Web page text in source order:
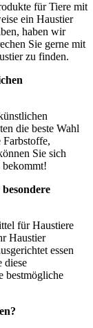
für Tiere mit
ein Haustier
haben wir
Sie gerne mit
zu finden.
die beste Wahl
Sie sich
bekommt!
für Haustiere
Haustier
essen
diese
bestmögliche